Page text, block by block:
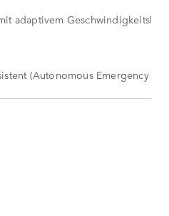
adaptivem
(Autonomous Emergency